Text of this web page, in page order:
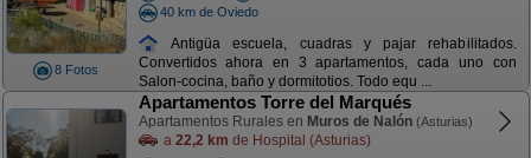
8 Fotos
40 km de Oviedo
Antigüa escuela, cuadras y pajar rehabilitados.
Convertidos ahora en 3 apartamentos, cada uno con
Salon-cocina, baño y dormitotios. Todo equ ...
Apartamentos Torre del Marqués
Apartamentos Rurales en Muros de Nalón (Asturias)
a 22,2 km de Hospital (Asturias)